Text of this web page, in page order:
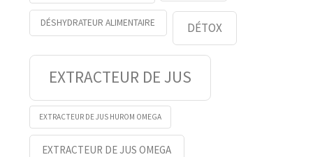
DÉSHYDRATEUR ALIMENTAIRE DÉTOX
EXTRACTEUR DE JUS
EXTRACTEUR DE JUS HUROM OMEGA
EXTRACTEUR DE JUS OMEGA